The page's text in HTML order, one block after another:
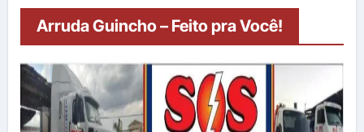
Arruda Guincho – Feito pra Você!